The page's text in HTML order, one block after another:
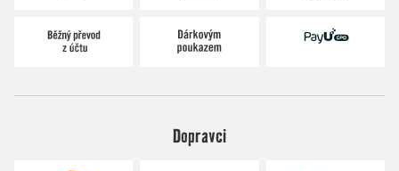
Dopravci